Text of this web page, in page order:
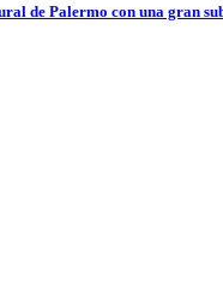
de Palermo con una gran